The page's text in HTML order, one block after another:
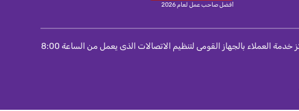
أفضل صاحب عمل لعام 2026
لمستخدمى المحمول و الانترنت و التليفون الثابت : اذا لم تتمكن من حل مشكلة واجهتك مع الشركة مقدمة الخدمة اتصل برقم 155 الخاص بمركز خدمة العملاء بالجهاز القومى لتنظيم الاتصالات الذى يعمل من الساعة 8:00